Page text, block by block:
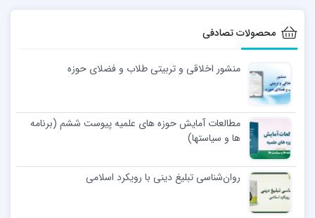
محصولات تصادفی
منشور اخلاقی و تربیتی طلاب و فضلای حوزه
مطالعات آمایش حوزه های علمیه پیوست ششم (برنامه
ها و سیاستها)
روان‌شناسی تبلیغ دینی با رویکرد اسلامی